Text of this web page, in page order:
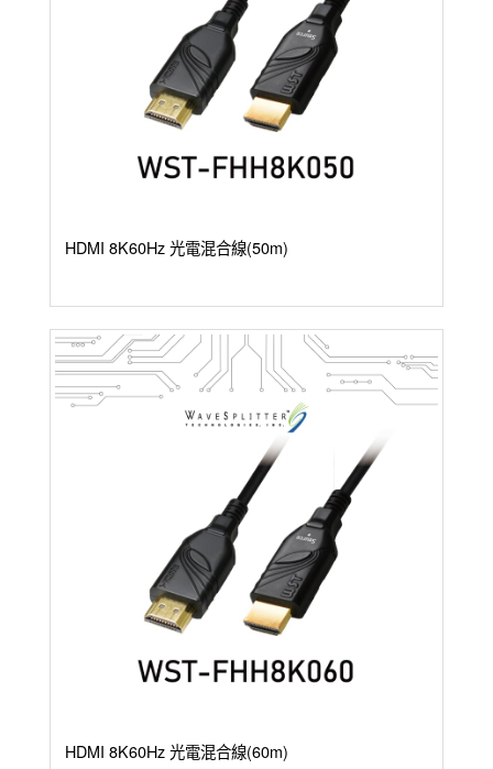
HDMI 8K60Hz 光電混合線(50m)
HDMI 8K60Hz 光電混合線(60m)